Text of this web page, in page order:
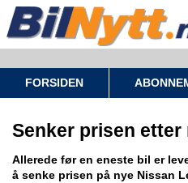
FORSIDEN
Senker prisen etter
Allerede før en eneste bil er
å senke prisen på nye Nissan